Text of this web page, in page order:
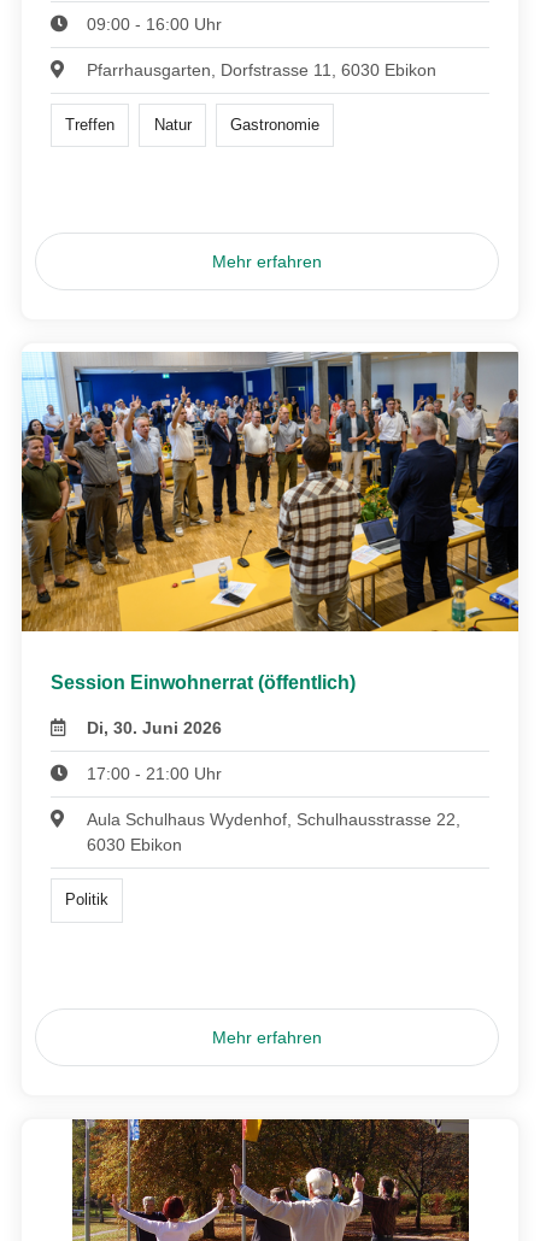
09:00 - 16:00 Uhr
Pfarrhausgarten, Dorfstrasse 11, 6030 Ebikon
Treffen Natur Gastronomie
Mehr erfahren
Session Einwohnerrat (öffentlich)
Di, 30. Juni 2026
17:00 - 21:00 Uhr
Aula Schulhaus Wydenhof, Schulhausstrasse 22,
6030 Ebikon
Politik
Mehr erfahren